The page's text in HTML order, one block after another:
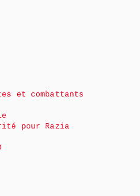
et combattants
pour Razia